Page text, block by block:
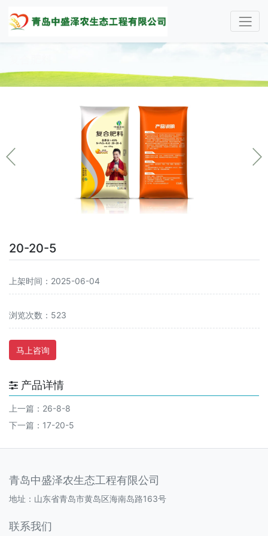
20-20-5
上架时间：2025-06-04
浏览次数：523
马上咨询
产品详情
上一篇： 26-8-8
下一篇： 17-20-5
青岛中盛泽农生态工程有限公司
地址：山东省青岛市黄岛区海南岛路163号
联系我们